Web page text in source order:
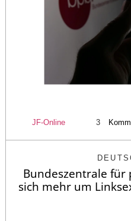
JF-Online 3
Bundeszentrale für
sich mehr um